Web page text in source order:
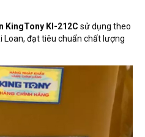
KingTony KI-212C sử dụng theo
Loan, đạt tiêu chuẩn chất lượng